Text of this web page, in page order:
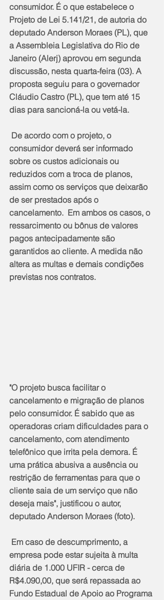
consumidor. É o que estabelece o
Projeto de Lei 5.141/21, de autoria do
deputado Anderson Moraes (PL), que
a Assembleia Legislativa do Rio de
Janeiro (Alerj) aprovou em segunda
discussão, nesta quarta-feira (03). A
proposta seguiu para o governador
Cláudio Castro (PL), que tem até 15
dias para sancioná-la ou vetá-la.
consumidor deverá ser informado
sobre os custos adicionais ou
reduzidos com a troca de planos,
assim como os serviços que deixarão
de ser prestados após o
cancelamento.  Em ambos os casos, o
ressarcimento ou bônus de valores
pagos antecipadamente são
garantidos ao cliente. A medida não
altera as multas e demais condições
previstas nos contratos.
"O projeto busca facilitar o
cancelamento e migração de planos
pelo consumidor. É sabido que as
operadoras criam dificuldades para o
cancelamento, com atendimento
telefônico que irrita pela demora. É
uma prática abusiva a ausência ou
restrição de ferramentas para que o
cliente saia de um serviço que não
deseja mais", justificou o autor,
deputado Anderson Moraes (foto).
empresa pode estar sujeita à multa
diária de 1.000 UFIR - cerca de
R$4.090,00, que será repassada ao
Fundo Estadual de Apoio ao Programa